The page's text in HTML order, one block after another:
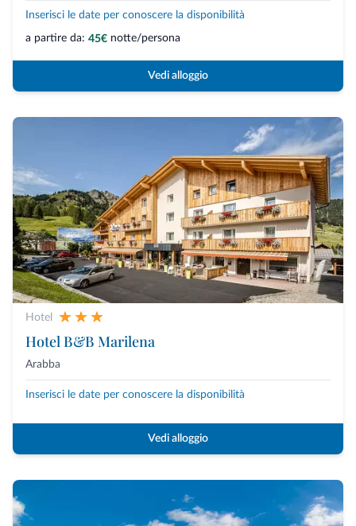
Inserisci le date per conoscere la disponibilità
a partire da: 45€ notte/persona
Vedi alloggio
Hotel
Hotel B&B Marilena
Arabba
Inserisci le date per conoscere la disponibilità
Vedi alloggio